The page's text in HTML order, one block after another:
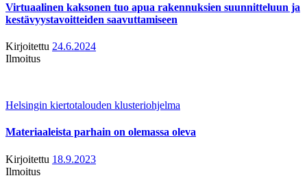
Virtuaalinen kaksonen tuo apua rakennuksien suunnitteluun ja
kestävyystavoitteiden saavuttamiseen
Kirjoitettu 24.6.2024
Ilmoitus
Helsingin kiertotalouden klusteriohjelma
Materiaaleista parhain on olemassa oleva
Kirjoitettu 18.9.2023
Ilmoitus